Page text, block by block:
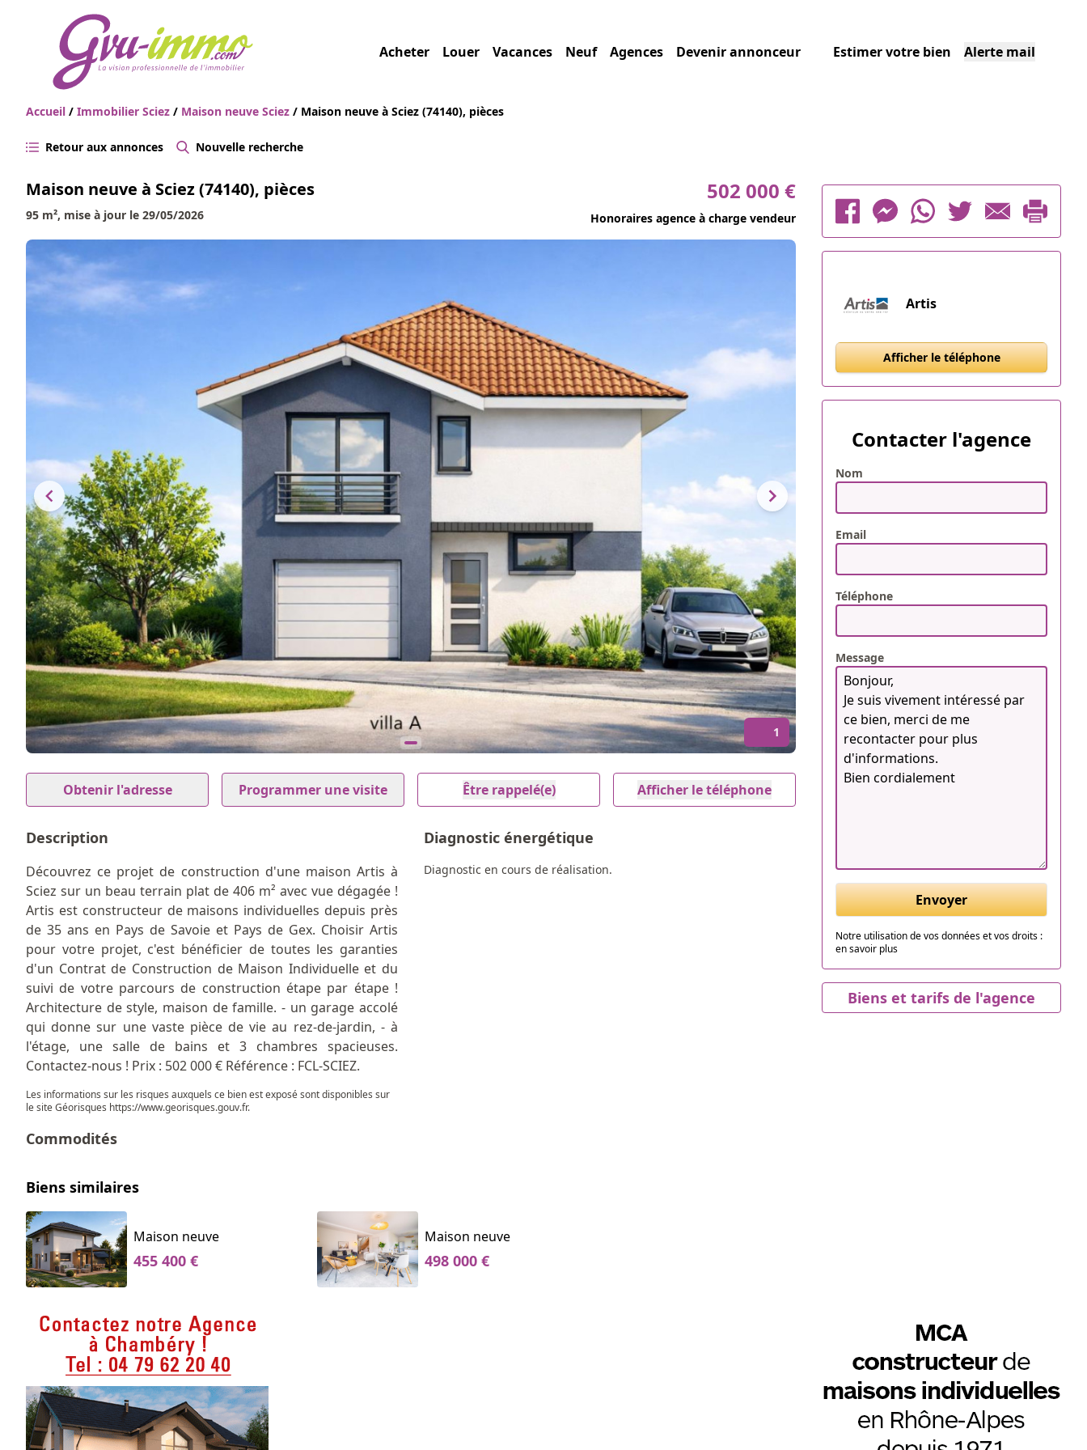
Acheter Louer Vacances Neuf Agences Devenir annonceur Estimer votre bien Alerte mail
Accueil / Immobilier Sciez / Maison neuve Sciez / Maison neuve à Sciez (74140), pièces
Retour aux annonces Nouvelle recherche
Maison neuve à Sciez (74140), pièces
95 m², mise à jour le 29/05/2026
502 000 €
Honoraires agence à charge vendeur
1
1
of
Obtenir l'adresse Programmer une visite Être rappelé(e) Afficher le téléphone
Description
Découvrez ce projet de construction d'une maison Artis à
Sciez sur un beau terrain plat de 406 m² avec vue dégagée !
Artis est constructeur de maisons individuelles depuis près
de 35 ans en Pays de Savoie et Pays de Gex. Choisir Artis
pour votre projet, c'est bénéficier de toutes les garanties
d'un Contrat de Construction de Maison Individuelle et du
suivi de votre parcours de construction étape par étape !
Architecture de style, maison de famille. - un garage accolé
qui donne sur une vaste pièce de vie au rez-de-jardin, - à
l'étage, une salle de bains et 3 chambres spacieuses.
Contactez-nous ! Prix : 502 000 € Référence : FCL-SCIEZ.
Les informations sur les risques auxquels ce bien est exposé sont disponibles sur
le site Géorisques https://www.georisques.gouv.fr.
Diagnostic énergétique
Diagnostic en cours de réalisation.
Commodités
Artis
Afficher le téléphone
Contacter l'agence
Nom
Email
Téléphone
Message
Envoyer
Notre utilisation de vos données et vos droits :
en savoir plus
Biens et tarifs de l'agence
Biens similaires
Maison neuve
455 400 €
Maison neuve
498 000 €